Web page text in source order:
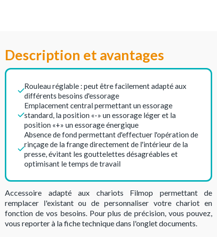
Description et avantages
Rouleau réglable : peut être facilement adapté aux
différents besoins d'essorage
Emplacement central permettant un essorage
standard, la position «-» un essorage léger et la
position «+» un essorage énergique
Absence de fond permettant d'effectuer l'opération de
rinçage de la frange directement de l'intérieur de la
presse, évitant les gouttelettes désagréables et
optimisant le temps de travail
Accessoire adapté aux chariots Filmop permettant de
remplacer l'existant ou de personnaliser votre chariot en
fonction de vos besoins. Pour plus de précision, vous pouvez,
vous reporter à la fiche technique dans l'onglet documents.